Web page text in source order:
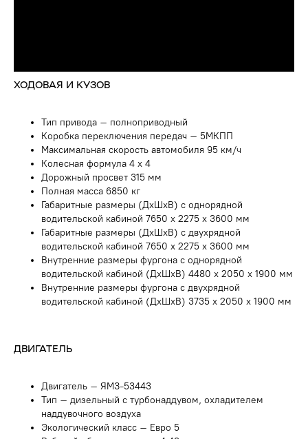
ХОДОВАЯ И КУЗОВ
Тип привода – полноприводный
Коробка переключения передач – 5МКПП
Максимальная скорость автомобиля 95 км/ч
Колесная формула 4 х 4
Дорожный просвет 315 мм
Полная масса 6850 кг
Габаритные размеры (ДхШхВ) с однорядной
водительской кабиной 7650 х 2275 х 3600 мм
Габаритные размеры (ДхШхВ) с двухрядной
водительской кабиной 7650 х 2275 х 3600 мм
Внутренние размеры фургона с однорядной
водительской кабиной (ДхШхВ) 4480 х 2050 х 1900 мм
Внутренние размеры фургона с двухрядной
водительской кабиной (ДхШхВ) 3735 х 2050 х 1900 мм
ДВИГАТЕЛЬ
Двигатель – ЯМЗ-53443
Тип – дизельный с турбонаддувом, охладителем
наддувочного воздуха
Экологический класс – Евро 5